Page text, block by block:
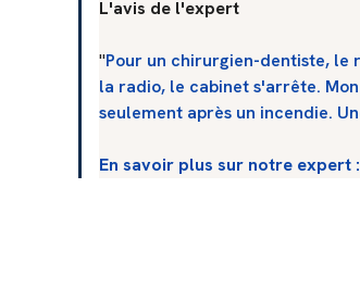
L'avis de l'expert
"Pour un chirurgien-dentiste, le
la radio, le cabinet s'arrête.
seulement après un incendie.
En savoir plus sur notre expert